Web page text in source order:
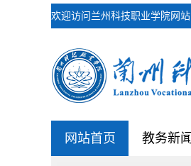
欢迎访问兰州科技职业学院网站
网站首页 教务新闻